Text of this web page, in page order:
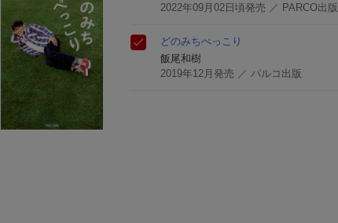
2022年09月02日頃発売 ／ PARCO出版
どのみちぺっこり
飯尾和樹
2019年12月発売 ／ パルコ出版